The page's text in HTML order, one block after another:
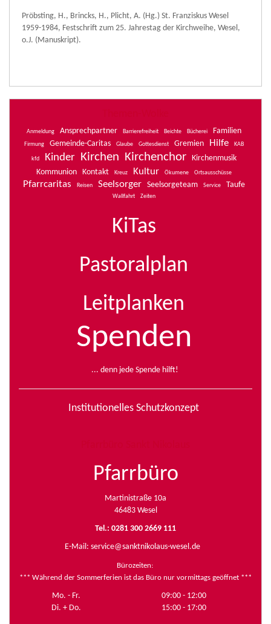
Pröbsting, H., Brincks, H., Plicht, A. (Hg.) St. Franziskus Wesel
1959-1984, Festschrift zum 25. Jahrestag der Kirchweihe, Wesel,
o.J. (Manuskript).
Anmeldung Ansprechpartner Barrierefreiheit Beichte Bücherei Familien
Firmung Gemeinde-Caritas Glaube Gottesdienst Gremien Hilfe KAB
kfd Kinder Kirchen Kirchenchor
Kirchenmusik
Kommunion
Kontakt Kreuz Kultur Ökumene Ortsausschüsse
Pfarrcaritas Reisen Seelsorger Seelsorgeteam Service Taufe
Wallfahrt Zeiten
KiTas
Pastoralplan
Leitplanken
Spenden
... denn jede Spende hilft!
Institutionelles Schutzkonzept
Pfarrbüro
Martinistraße 10a
46483 Wesel
Tel.: 0281 300 2669 111
E-Mail: service@sanktnikolaus-wesel.de
Bürozeiten:
*** Während der Sommerferien ist das Büro nur vormittags geöffnet ***
Mo. - Fr.
09:00 - 12:00
Di. + Do.
15:00 - 17:00